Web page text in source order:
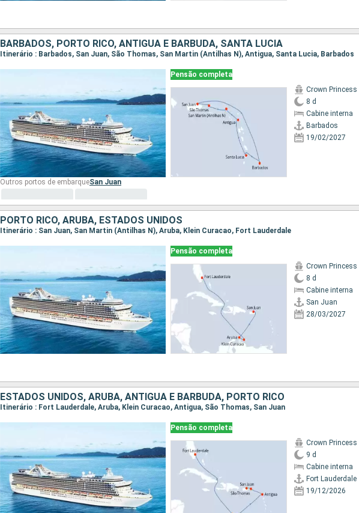
BARBADOS, PORTO RICO, ANTIGUA E BARBUDA, SANTA LUCIA
Itinerário : Barbados, San Juan, São Thomas, San Martin (Antilhas N), Antigua, Santa Lucia, Barbados
Pensão completa
Crown Princess
8 d
Cabine interna
Barbados
19/02/2027
Outros portos de embarqueSan Juan
PORTO RICO, ARUBA, ESTADOS UNIDOS
Itinerário : San Juan, San Martin (Antilhas N), Aruba, Klein Curacao, Fort Lauderdale
Pensão completa
Crown Princess
8 d
Cabine interna
San Juan
28/03/2027
ESTADOS UNIDOS, ARUBA, ANTIGUA E BARBUDA, PORTO RICO
Itinerário : Fort Lauderdale, Aruba, Klein Curacao, Antigua, São Thomas, San Juan
Pensão completa
Crown Princess
9 d
Cabine interna
Fort Lauderdale
19/12/2026